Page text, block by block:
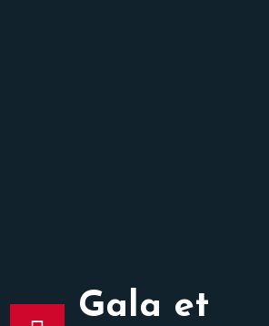
Gala et